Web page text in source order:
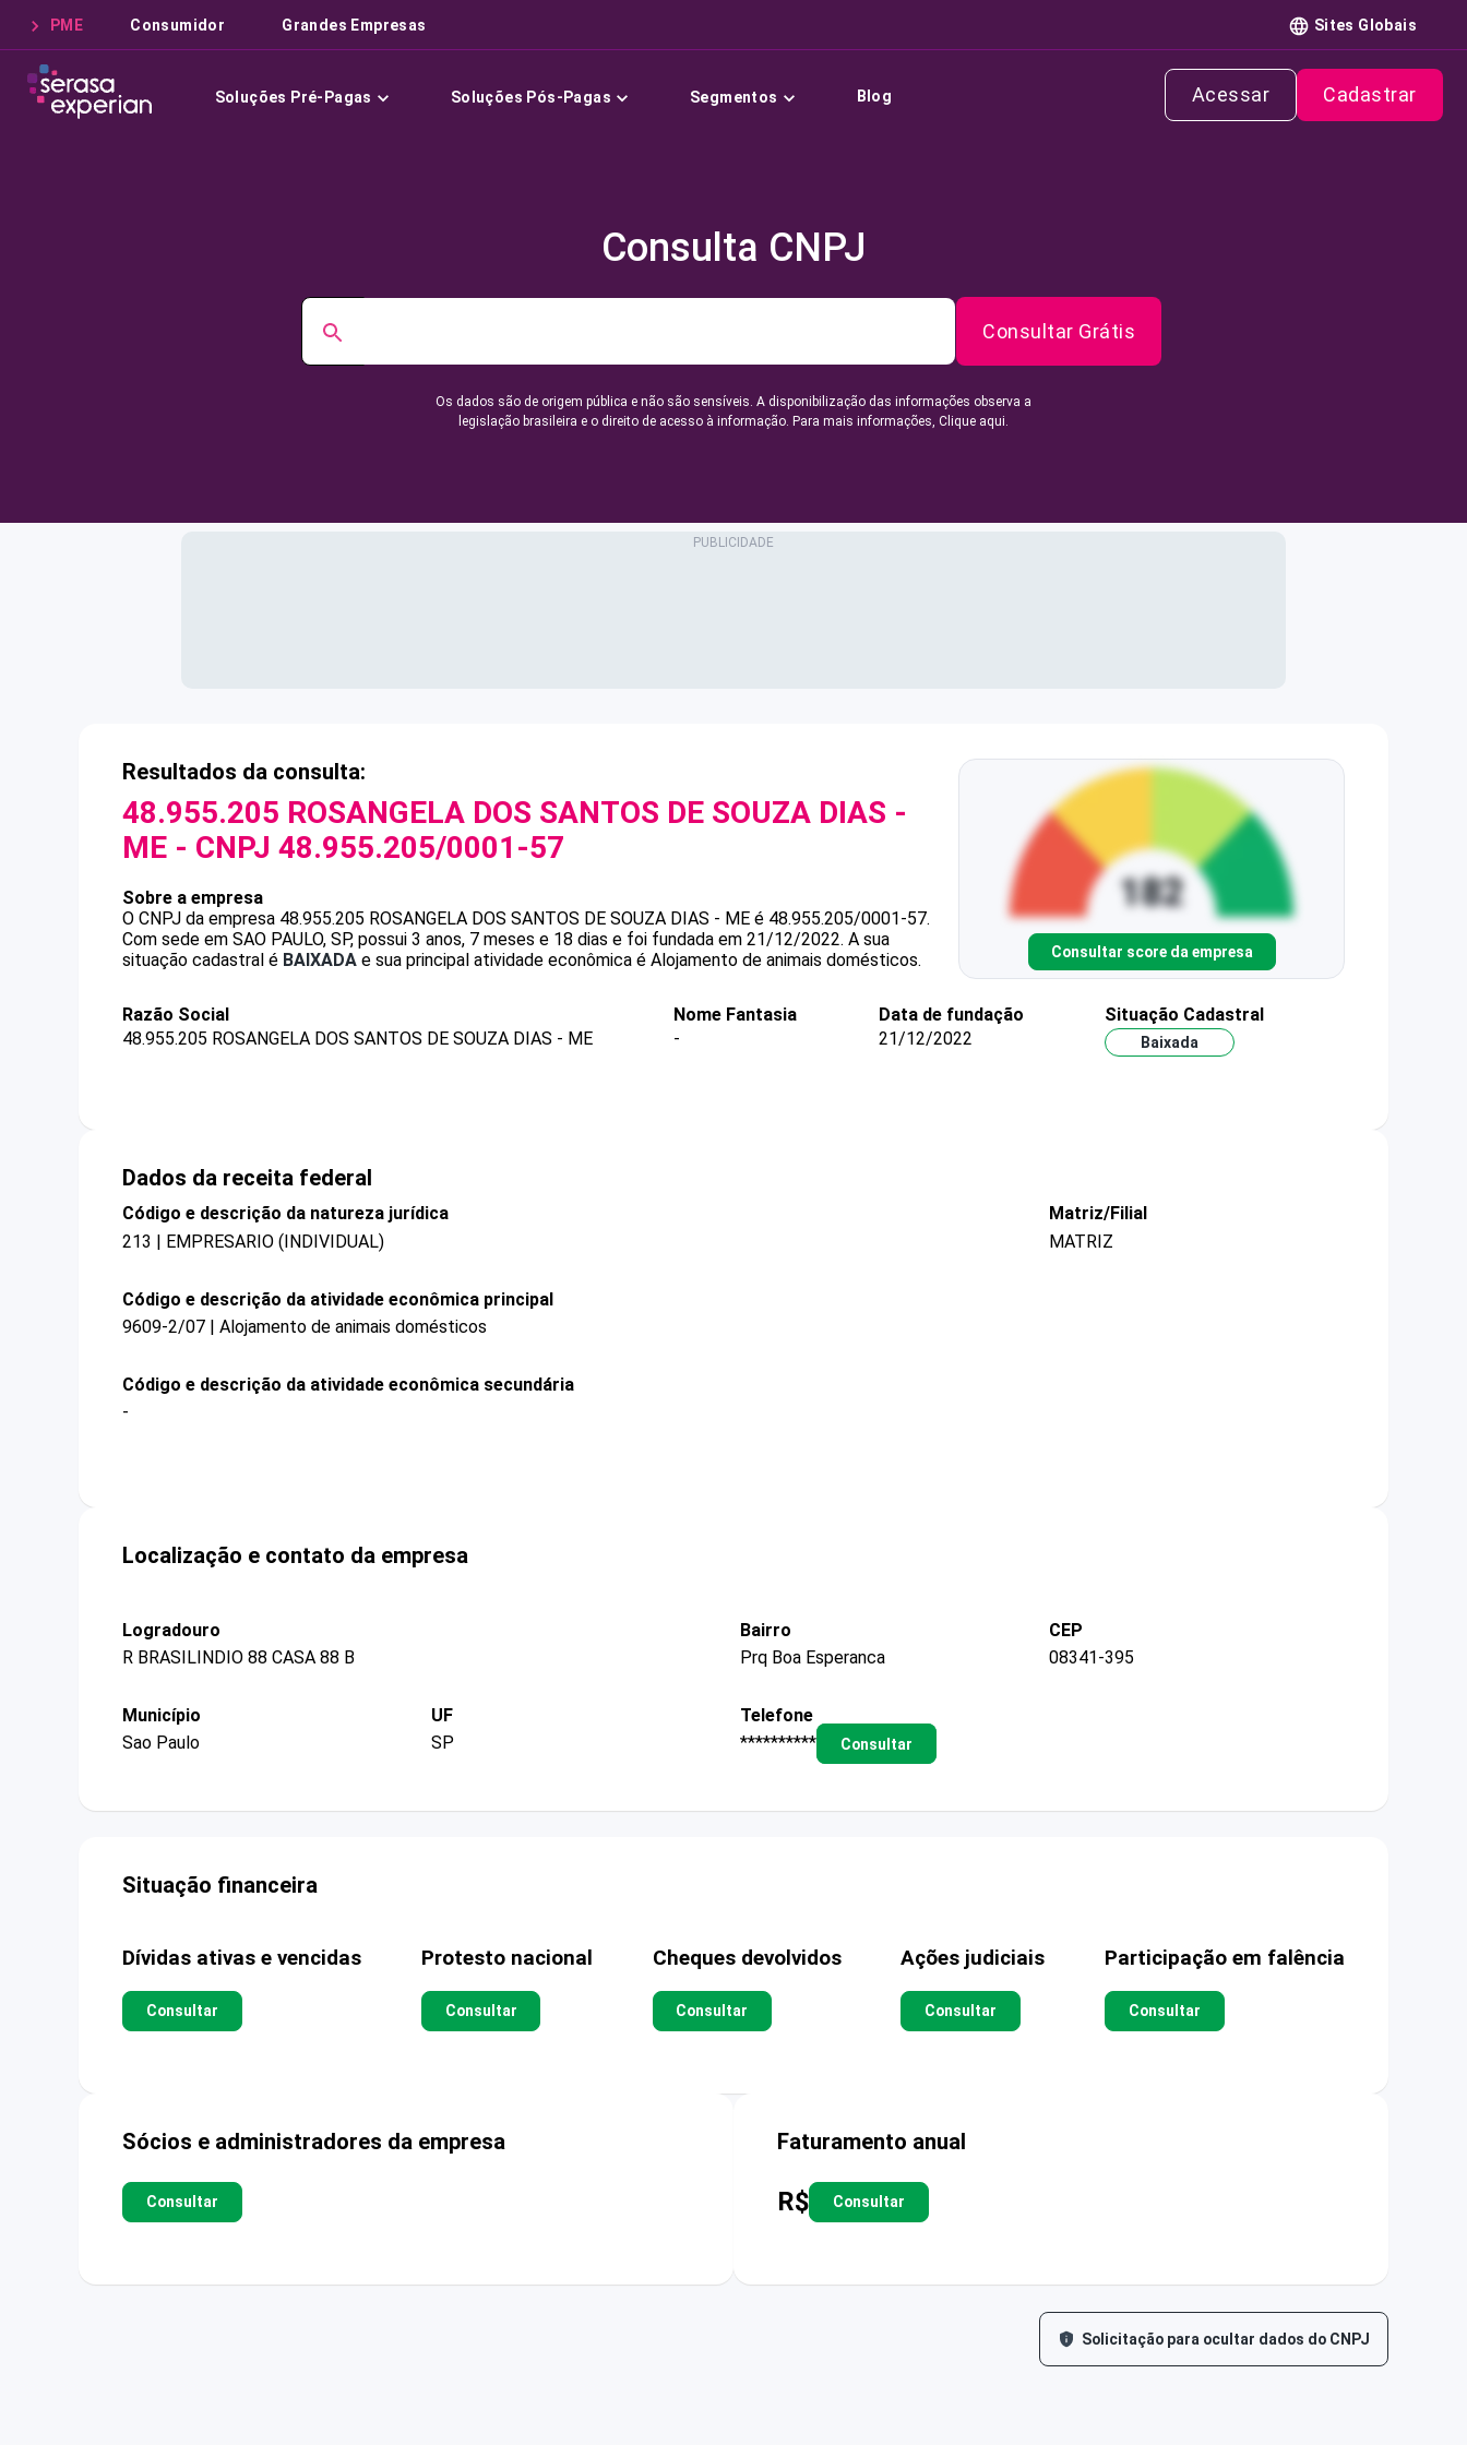
PME Consumidor Grandes Empresas Sites Globais
Soluções Pré-Pagas Soluções Pós-Pagas Segmentos Blog Acessar Cadastrar
Consulta CNPJ
Consultar Grátis
Os dados são de origem pública e não são sensíveis. A disponibilização das informações observa a
legislação brasileira e o direito de acesso à informação. Para mais informações, Clique aqui.
Resultados da consulta:
48.955.205 ROSANGELA DOS SANTOS DE SOUZA DIAS -
ME - CNPJ 48.955.205/0001-57
Sobre a empresa
O CNPJ da empresa 48.955.205 ROSANGELA DOS SANTOS DE SOUZA DIAS - ME é 48.955.205/0001-57.
Com sede em SAO PAULO, SP, possui 3 anos, 7 meses e 18 dias e foi fundada em 21/12/2022. A sua
situação cadastral é BAIXADA e sua principal atividade econômica é Alojamento de animais domésticos. Consultar score da empresa
Razão Social
48.955.205 ROSANGELA DOS SANTOS DE SOUZA DIAS - ME
Nome Fantasia
-
Data de fundação
21/12/2022
Situação Cadastral
Baixada
Dados da receita federal
Código e descrição da natureza jurídica
213 | EMPRESARIO (INDIVIDUAL)
Matriz/Filial
MATRIZ
Código e descrição da atividade econômica principal
9609-2/07 | Alojamento de animais domésticos
Código e descrição da atividade econômica secundária
-
Localização e contato da empresa
Logradouro
R BRASILINDIO 88 CASA 88 B
Bairro
Prq Boa Esperanca
CEP
08341-395
Município
Sao Paulo
UF
SP
Telefone
**********
Consultar
Situação financeira
Dívidas ativas e vencidas
Consultar
Protesto nacional
Consultar
Cheques devolvidos
Consultar
Ações judiciais
Consultar
Participação em falência
Consultar
Sócios e administradores da empresa
Consultar
Faturamento anual
R$ Consultar
Solicitação para ocultar dados do CNPJ